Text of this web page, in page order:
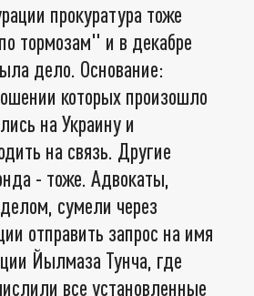
прокуратура тоже
тормозам" и в декабре
дело. Основание:
которых произошло
на Украину и
на связь. Другие
- тоже. Адвокаты,
сумели через
отправить запрос на имя
Йылмаза Тунча, где
все установленные